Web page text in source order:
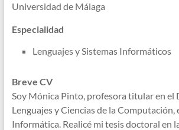
Universidad de Málaga
Especialidad
Lenguajes y Sistemas Informáticos
Breve CV
Soy Mónica Pinto, profesora titular en el
Lenguajes y Ciencias de la Computación,
Informática. Realicé mi tesis doctoral en